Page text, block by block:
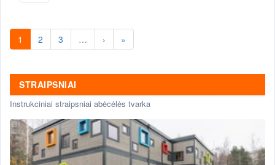
1 2 3 … › »
STRAIPSNIAI
Instrukciniai straipsniai abėcėlės tvarka